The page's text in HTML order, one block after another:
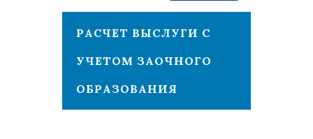
РАСЧЕТ ВЫСЛУГИ С
УЧЕТОМ ЗАОЧНОГО
ОБРАЗОВАНИЯ